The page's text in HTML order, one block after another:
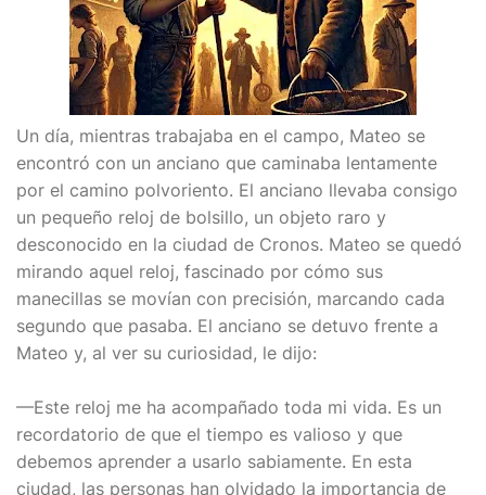
Un día, mientras trabajaba en el campo, Mateo se
encontró con un anciano que caminaba lentamente
por el camino polvoriento. El anciano llevaba consigo
un pequeño reloj de bolsillo, un objeto raro y
desconocido en la ciudad de Cronos. Mateo se quedó
mirando aquel reloj, fascinado por cómo sus
manecillas se movían con precisión, marcando cada
segundo que pasaba. El anciano se detuvo frente a
Mateo y, al ver su curiosidad, le dijo:
—Este reloj me ha acompañado toda mi vida. Es un
recordatorio de que el tiempo es valioso y que
debemos aprender a usarlo sabiamente. En esta
ciudad, las personas han olvidado la importancia de